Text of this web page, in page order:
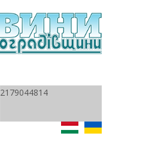
2179044814